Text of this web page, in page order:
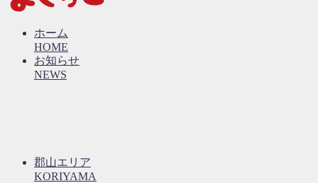
ホーム
HOME
お知らせ
NEWS
郡山エリア
KORIYAMA